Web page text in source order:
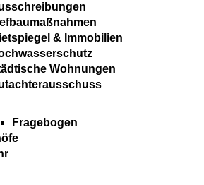
& Immobilien
Wohnungen
Fragebogen